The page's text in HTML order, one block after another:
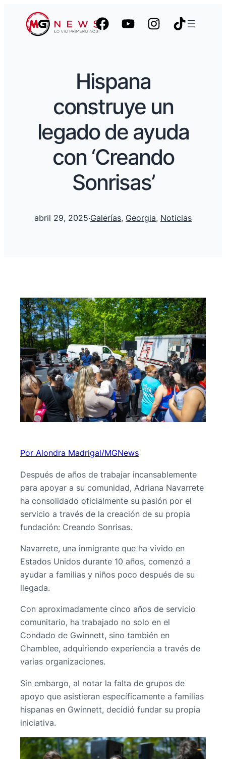
Hispana
construye un
legado de ayuda
con ‘Creando
Sonrisas’
abril 29, 2025·Galerías, Georgia, Noticias
Por Alondra Madrigal/MGNews
Después de años de trabajar incansablemente
para apoyar a su comunidad, Adriana Navarrete
ha consolidado oficialmente su pasión por el
servicio a través de la creación de su propia
fundación: Creando Sonrisas.
Navarrete, una inmigrante que ha vivido en
Estados Unidos durante 10 años, comenzó a
ayudar a familias y niños poco después de su
llegada.
Con aproximadamente cinco años de servicio
comunitario, ha trabajado no solo en el
Condado de Gwinnett, sino también en
Chamblee, adquiriendo experiencia a través de
varias organizaciones.
Sin embargo, al notar la falta de grupos de
apoyo que asistieran específicamente a familias
hispanas en Gwinnett, decidió fundar su propia
iniciativa.